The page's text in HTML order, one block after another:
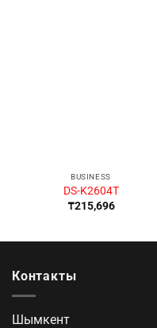
BUSINESS
DS-K2604T
₸215,696
Контакты
Шымкент